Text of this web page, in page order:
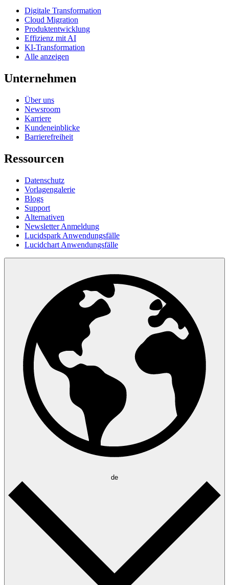
Digitale Transformation
Cloud Migration
Produktentwicklung
Effizienz mit AI
KI-Transformation
Alle anzeigen
Unternehmen
Über uns
Newsroom
Karriere
Kundeneinblicke
Barrierefreiheit
Ressourcen
Datenschutz
Vorlagengalerie
Blogs
Support
Alternativen
Newsletter Anmeldung
Lucidspark Anwendungsfälle
Lucidchart Anwendungsfälle
de